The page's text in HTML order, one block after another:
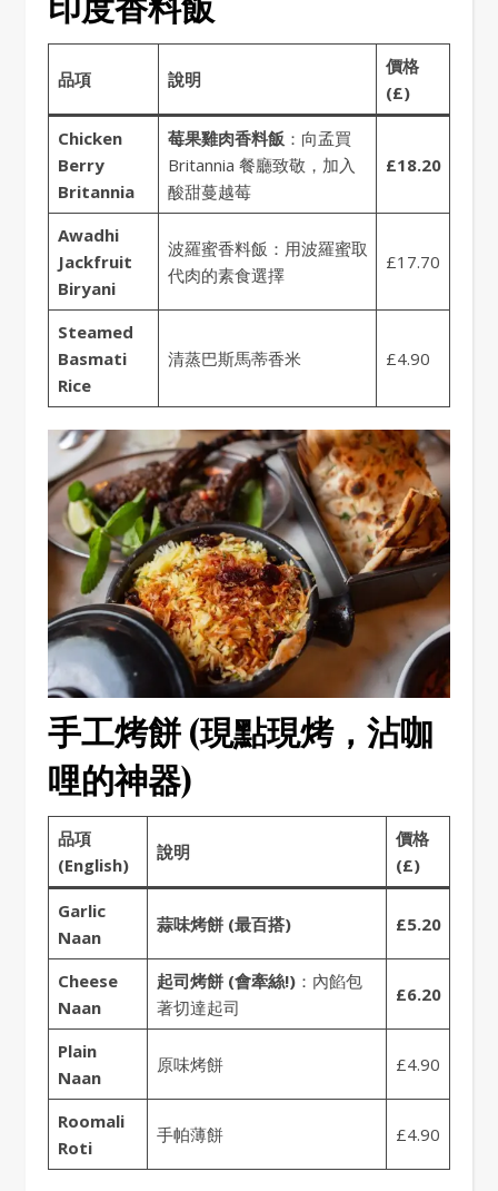
品項 說明
價格
(£)
Chicken
Berry
Britannia
莓果雞肉香料飯：向孟買
Britannia 餐廳致敬，加入
酸甜蔓越莓
£18.20
Awadhi
Jackfruit
Biryani
波羅蜜香料飯：用波羅蜜取
代肉的素食選擇
£17.70
Steamed
Basmati
Rice
清蒸巴斯馬蒂香米 £4.90
手工烤餅 (現點現烤，沾咖
哩的神器)
品項
(English)
說明
價格
(£)
Garlic
Naan
蒜味烤餅 (最百搭) £5.20
Cheese
Naan
起司烤餅 (會牽絲!)：內餡包
著切達起司
£6.20
Plain
Naan
原味烤餅 £4.90
Roomali
Roti
手帕薄餅 £4.90